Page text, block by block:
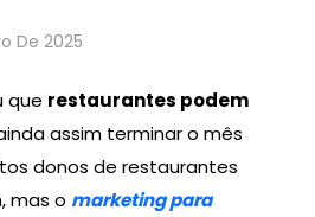
De 2025
que restaurantes podem
assim terminar o mês
donos de restaurantes
mas o marketing para